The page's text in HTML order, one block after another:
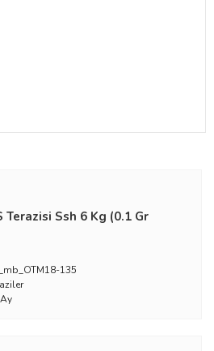
Ssh 6 Kg (0.1 Gr
135